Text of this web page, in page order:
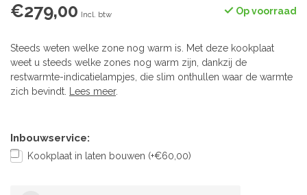
€279,00 Incl. btw Op voorraad
Steeds weten welke zone nog warm is. Met deze kookplaat
weet u steeds welke zones nog warm zijn, dankzij de
restwarmte-indicatielampjes, die slim onthullen waar de warmte
zich bevindt. Lees meer.
Inbouwservice:
Kookplaat in laten bouwen (+€60,00)